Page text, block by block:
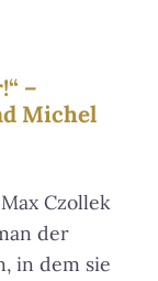
–
Michel
Czollek
der
in dem sie